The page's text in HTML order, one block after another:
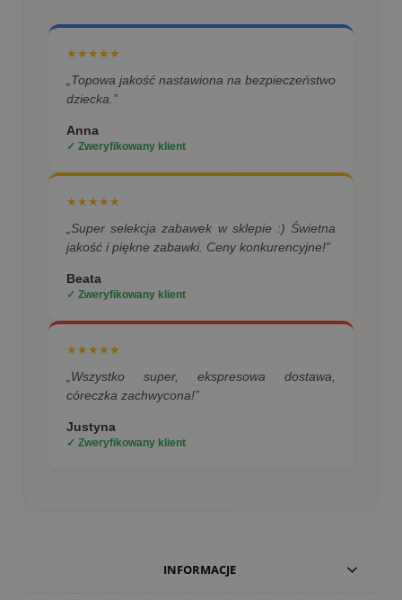
★★★★★
„Topowa jakość nastawiona na bezpieczeństwo
dziecka.”
Anna
✓ Zweryfikowany klient
★★★★★
„Super selekcja zabawek w sklepie :) Świetna
jakość i piękne zabawki. Ceny konkurencyjne!”
Beata
✓ Zweryfikowany klient
★★★★★
„Wszystko super, ekspresowa dostawa,
córeczka zachwycona!”
Justyna
✓ Zweryfikowany klient
INFORMACJE